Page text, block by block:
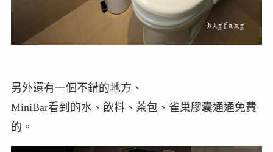
另外還有一個不錯的地方、
MiniBar看到的水、飲料、茶包、雀巢膠囊通通免費
的。